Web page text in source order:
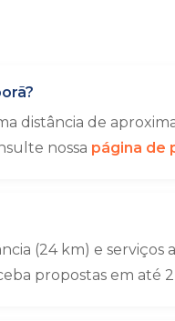
distância de
nossa página de
(24 km) e
propostas em até 2